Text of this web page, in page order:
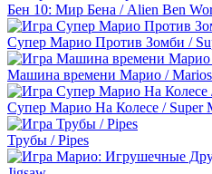
Бен 10: Мир Бена / Alien Ben
Супер Марио Против Зомби /
Машина времени Марио / Marios
Супер Марио На Колесе / Super
Трубы / Pipes